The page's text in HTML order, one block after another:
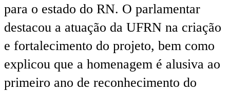
para o estado do RN. O parlamentar
destacou a atuação da UFRN na criação
e fortalecimento do projeto, bem como
explicou que a homenagem é alusiva ao
primeiro ano de reconhecimento do